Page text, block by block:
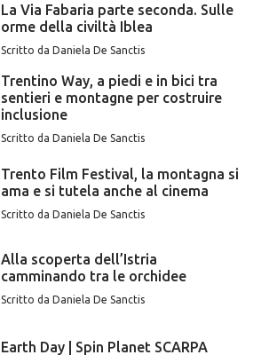
La Via Fabaria parte seconda. Sulle
orme della civiltà Iblea
Scritto da Daniela De Sanctis
Trentino Way, a piedi e in bici tra
sentieri e montagne per costruire
inclusione
Scritto da Daniela De Sanctis
Trento Film Festival, la montagna si
ama e si tutela anche al cinema
Scritto da Daniela De Sanctis
Alla scoperta dell’Istria
camminando tra le orchidee
Scritto da Daniela De Sanctis
Earth Day | Spin Planet SCARPA